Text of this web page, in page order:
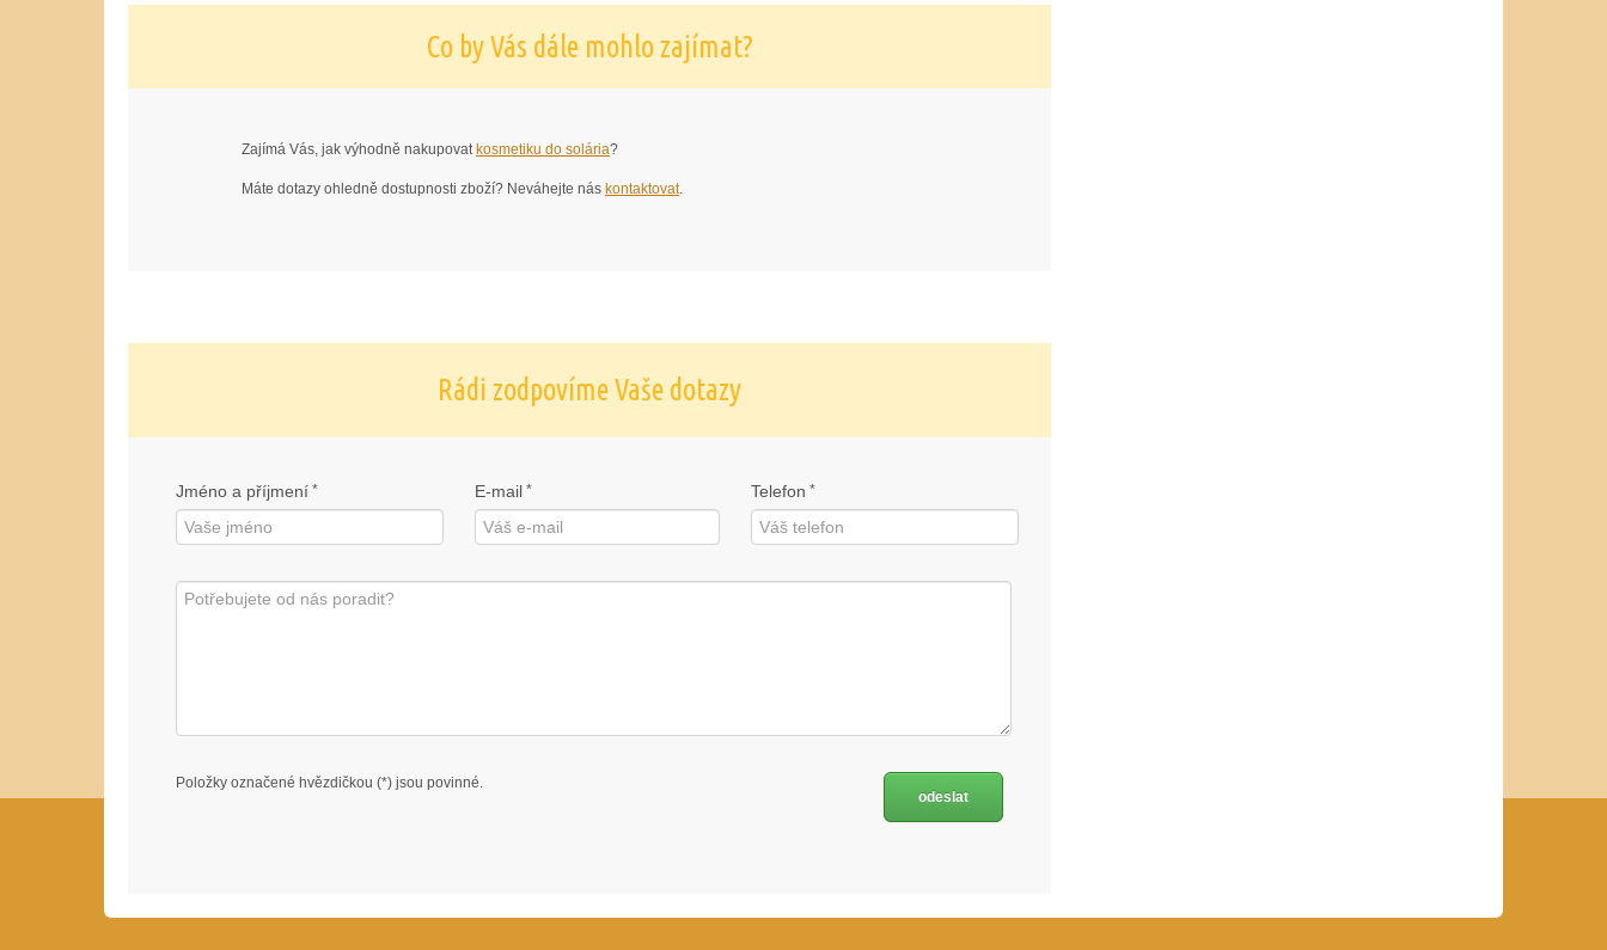
Co by Vás dále mohlo zajímat?
Zajímá Vás, jak výhodně nakupovat kosmetiku do solária?
Máte dotazy ohledně dostupnosti zboží? Neváhejte nás kontaktovat.
Rádi zodpovíme Vaše dotazy
Jméno a příjmení * E-mail * Telefon *
Položky označené hvězdičkou (*) jsou povinné.